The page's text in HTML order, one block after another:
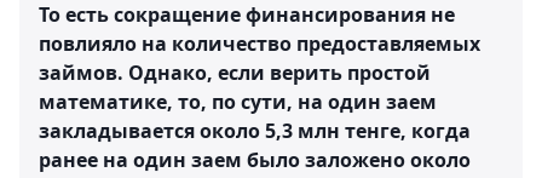
То есть сокращение финансирования не
повлияло на количество предоставляемых
займов. Однако, если верить простой
математике, то, по сути, на один заем
закладывается около 5,3 млн тенге, когда
ранее на один заем было заложено около